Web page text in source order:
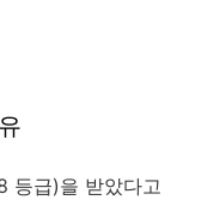
등급)을 받았다고